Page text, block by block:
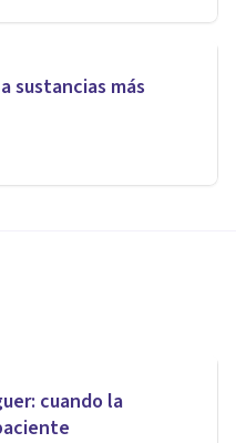
sustancias más
cuando la